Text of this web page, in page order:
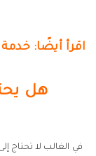
اقرأ أيضًا:
هل
في الغالب لا